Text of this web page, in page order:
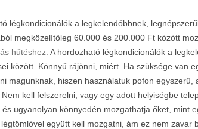
légkondicionálók a legkelendőbbnek,
megközelítőleg 60.000 és 200.000 Ft között
hűtéshez. A hordozható légkondicionálók a
között. Könnyű rájönni, miért. Ha szüksége van
magunknak, hiszen használatuk pofon
kell felszerelni, vagy egy adott helyiségbe
és ugyanolyan könnyedén mozgathatja őket, mint
együtt kell mozgatni, ám ez nem zavar